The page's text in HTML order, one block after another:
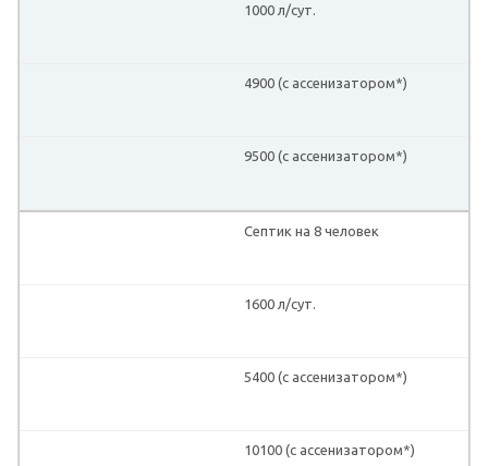
1000 л/сут.
4900 (с ассенизатором*)
9500 (с ассенизатором*)
Септик на 8 человек
1600 л/сут.
5400 (с ассенизатором*)
10100 (с ассенизатором*)